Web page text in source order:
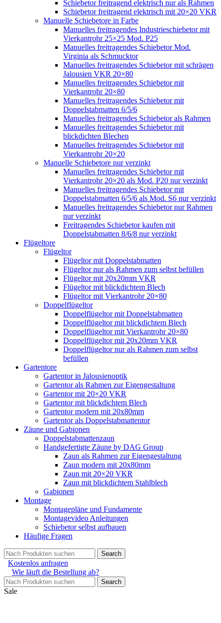
Schiebetor freitragend elektrisch nur als Rahmen
Schiebetor freitragend elektrisch mit 20×20 VKR
Manuelle Schiebetore in Farbe
Manuelles freitragendes Industrieschiebetor mit
Vierkantrohr 25×25 Mod. P25
Manuelles freitragendes Schiebetor Mod.
Virginia als Schmucktor
Manuelles freitragendes Schiebetor mit schrägen
Jalousien VKR 20×80
Manuelles freitragendes Schiebetor mit
Vierkantrohr 20×80
Manuelles freitragendes Schiebetor mit
Doppelstabmatten 6/5/6
Manuelles freitragendes Schiebetor als Rahmen
Manuelles freitragendes Schiebetor mit
blickdichten Blechen
Manuelles freitragendes Schiebetor mit
Vierkantrohr 20×20
Manuelle Schiebetore nur verzinkt
Manuelles freitragendes Schiebetor mit
Vierkantrohr 20×20 als Mod. P20 nur verzinkt
Manuelles freitragendes Schiebetor mit
Doppelstabmatten 6/5/6 als Mod. S6 nur verzinkt
Manuelles freitragendes Schiebetor nur Rahmen
nur verzinkt
Freitragendes Schiebetor kaufen mit
Doppelstabmatten 8/6/8 nur verzinkt
Flügeltore
Flügeltor
Flügeltor mit Doppelstabmatten
Flügeltor nur als Rahmen zum selbst befüllen
Flügeltor mit 20x20mm VKR
Flügeltor mit blickdichtem Blech
Flügeltor mit Vierkantrohr 20×80
Doppelflügeltor
Doppelflügeltor mit Doppelstabmatten
Doppelflügeltor mit blickdichtem Blech
Doppelflügeltor mit Vierkantrohr 20×80
Doppelflügeltor mit 20x20mm VKR
Doppelflügeltor nur als Rahmen zum selbst
befüllen
Gartentore
Gartentor in Jalousienoptik
Gartentor als Rahmen zur Eigengestaltung
Gartentor mit 20×20 VKR
Gartentor mit blickdichtem Blech
Gartentor modern mit 20x80mm
Gartentor als Doppelstabmattentor
Zäune und Gabionen
Doppelstabmattenzaun
Handgefertigte Zäune by DAG Group
Zaun als Rahmen zur Eigengestaltung
Zaun modern mit 20x80mm
Zaun mit 20×20 VKR
Zaun mit blickdichtem Stahlblech
Gabionen
Montage
Montagepläne und Fundamente
Montagevideo Anleitungen
Schiebetor selbst aufbauen
Häufige Fragen
Search
Kostenlos anfragen
Wie läuft die Bestellung ab?
Search
Sale